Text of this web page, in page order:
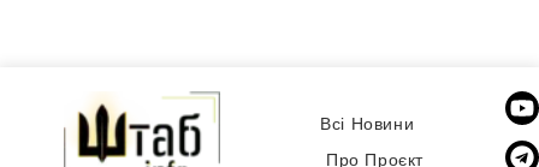
Всі Новини
Про Проєкт